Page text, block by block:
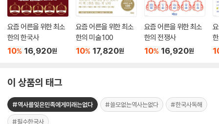
요즘 어른을 위한 최소
한의 한국사
10% 16,920원
요즘 어른을 위한 최소
한의 미술 100
10% 17,820원
요즘 어른을 위한 최소
한의 전쟁사
10% 16,920원
이 상품의 태그
#역사를잊은민족에게미래는없다 #쓸모없는역사는없다 #한국사독해
#필수한국사